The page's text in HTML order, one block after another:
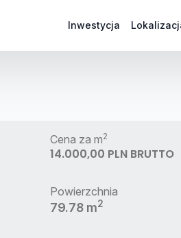
Inwestycja
Cena za m2
14.000,00 PLN BRUTTO
Powierzchnia
79.78 m2